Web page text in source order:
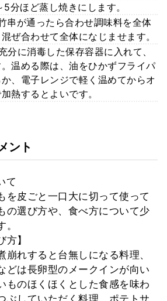
5分ほど蒸し焼きにします。
串が通ったら合わせ調味料を全体
ぜ合わせて全体になじませます。
分に消毒した保存容器に入れて、
温める際は、油をひかずフライパ
、電子レンジで軽く温めてからオ
熱するとよいです。
ント
て
を皮ごと一口大に切って使って
の選び方や、食べ方について少
方】
崩れすると台無しになる料理、
どは長卵型のメークインが向い
ものほくほくとした食感を味わ
ぶしていただく料理、ポテトサ